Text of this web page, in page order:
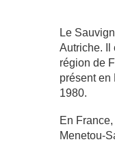
Le
Autriche. Il
région de
présent en
1980.
En
Menetou-